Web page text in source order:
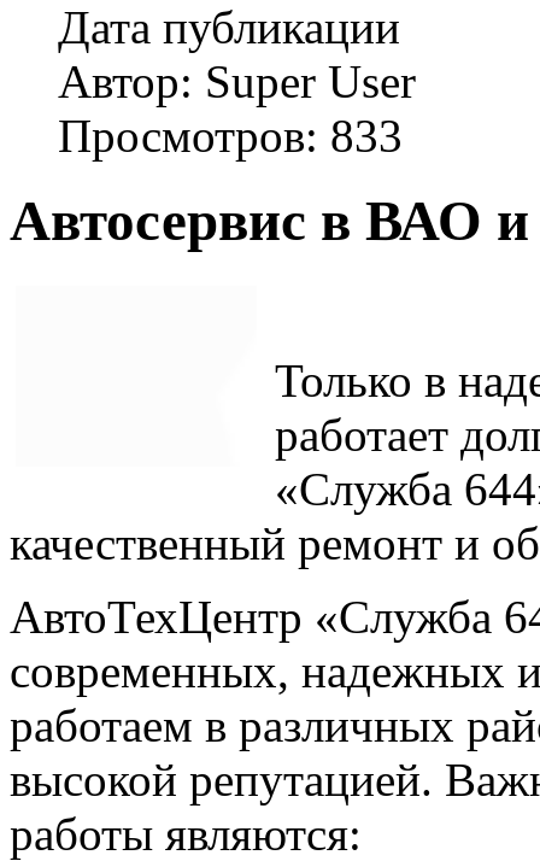
Дата публикации
Автор: Super User
Просмотров: 833
Автосервис в ВАО
Только в
работает
«Служба
качественный ремонт и
АвтоТехЦентр «Служба
современных, надежных
работаем в различных
высокой репутацией.
работы являются: